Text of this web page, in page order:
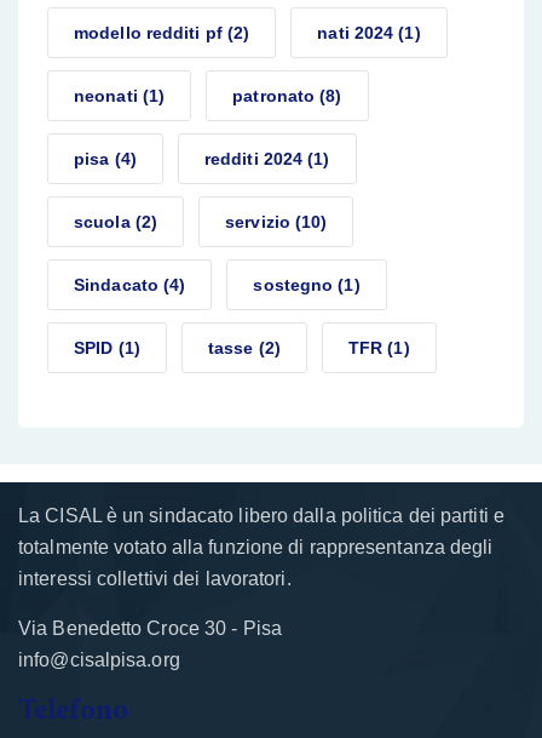
modello redditi pf(2) nati 2024 (1)
neonati (1) patronato (8)
pisa (4) redditi 2024 (1)
scuola(2) servizio (10)
Sindacato (4) sostegno (1)
SPID (1) tasse (2) TFR (1)
La CISAL è un sindacato libero dalla politica dei partiti e
totalmente votato alla funzione di rappresentanza degli
interessi collettivi dei lavoratori.
Via Benedetto Croce 30 - Pisa
info@cisalpisa.org
Telefono